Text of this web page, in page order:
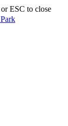
ESC to close